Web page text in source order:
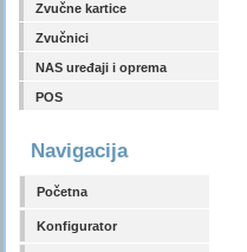
Zvučne kartice
Zvučnici
NAS uređaji i oprema
POS
Navigacija
Početna
Konfigurator